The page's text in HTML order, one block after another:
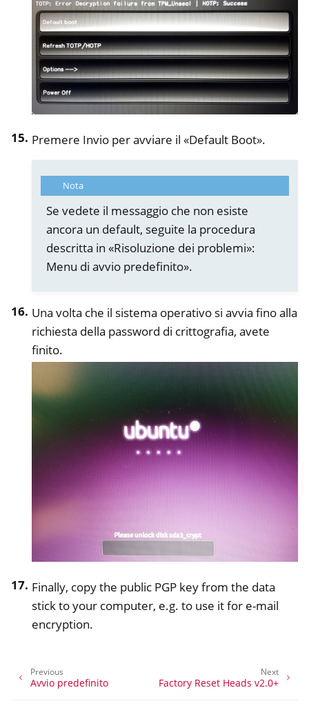
Premere Invio per avviare il «Default Boot».
Nota
Se vedete il messaggio che non esiste
ancora un default, seguite la procedura
descritta in «Risoluzione dei problemi»:
Menu di avvio predefinito».
Una volta che il sistema operativo si avvia fino alla
richiesta della password di crittografia, avete
finito.
Finally, copy the public PGP key from the data
stick to your computer, e.g. to use it for e-mail
encryption.
Next
Factory Reset Heads v2.0+
Previous
Avvio predefinito